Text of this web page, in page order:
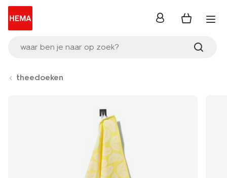
waar ben je naar op zoek?
inloggen
theedoeken